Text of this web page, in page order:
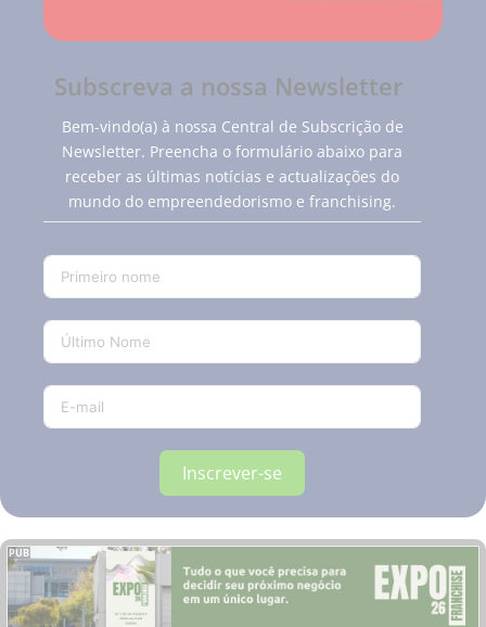
Subscreva a nossa Newsletter
Bem-vindo(a) à nossa Central de Subscrição de
Newsletter. Preencha o formulário abaixo para
receber as últimas notícias e actualizações do
mundo do empreendedorismo e franchising.
Inscrever-se
PUB